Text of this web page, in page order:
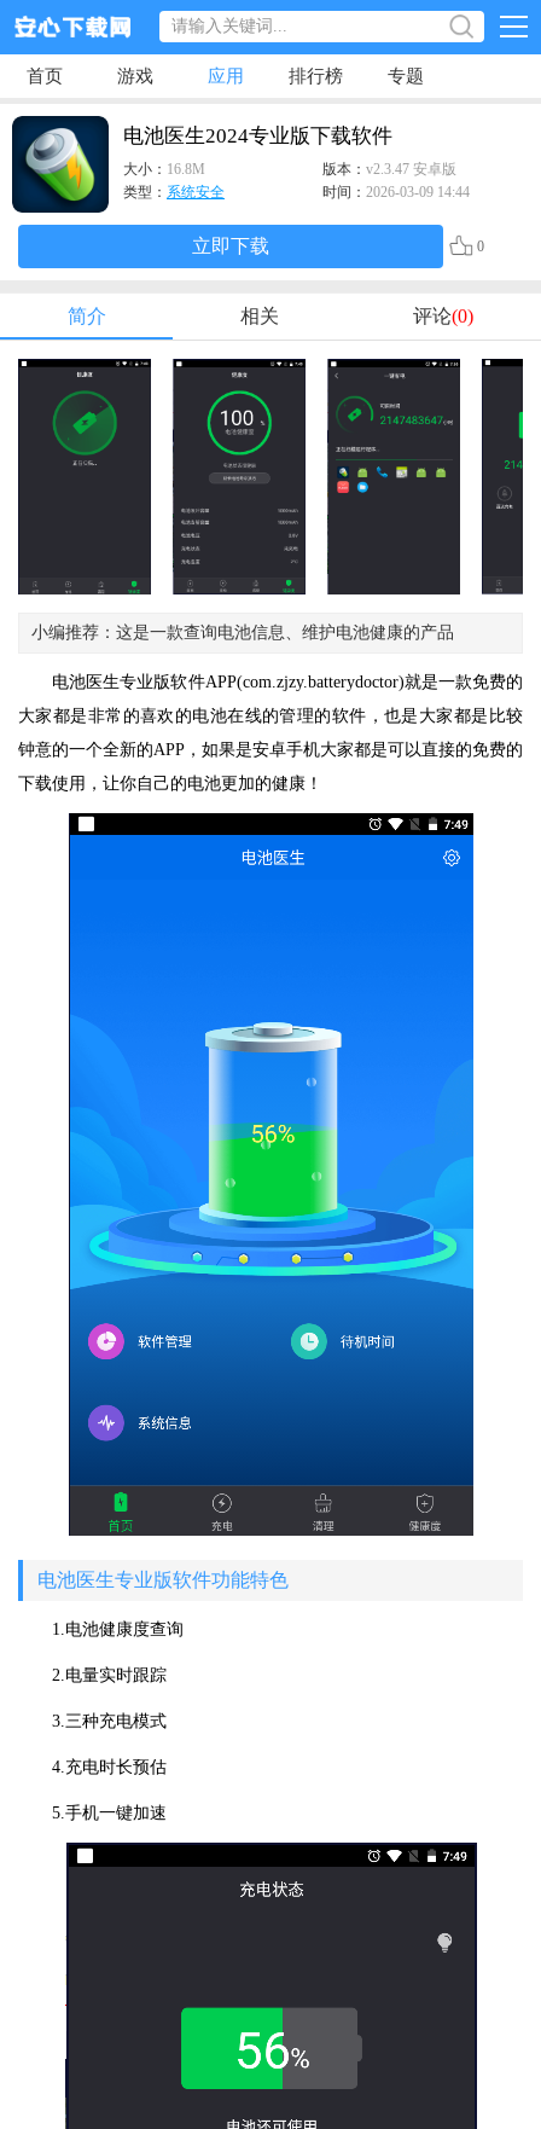
首页 游戏 应用 排行榜 专题
电池医生2024专业版下载软件
大小： 16.8M 版本： v2.3.47 安卓版
类型： 系统安全 时间： 2026-03-09 14:44
立即下载 0
简介 相关 评论(0)
小编推荐：这是一款查询电池信息、维护电池健康的产品
电池医生专业版软件APP(com.zjzy.batterydoctor)就是一款免费的
大家都是非常的喜欢的电池在线的管理的软件，也是大家都是比较
钟意的一个全新的APP，如果是安卓手机大家都是可以直接的免费的
下载使用，让你自己的电池更加的健康！
电池医生专业版软件功能特色
1.电池健康度查询
2.电量实时跟踪
3.三种充电模式
4.充电时长预估
5.手机一键加速